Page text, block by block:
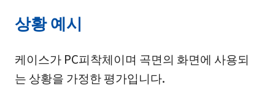
상황 예시
케이스가 PC피착체이며 곡면의 화면에 사용되
는 상황을 가정한 평가입니다.